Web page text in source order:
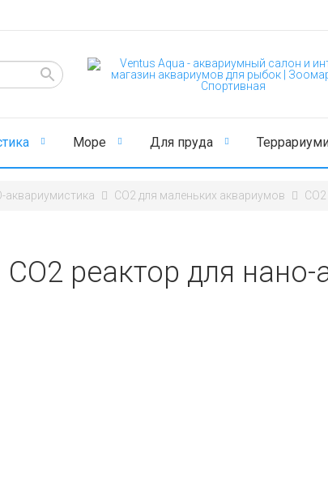
Море Для пруда
CO2 для маленьких аквариумов СО2
СО2 реактор для нано-